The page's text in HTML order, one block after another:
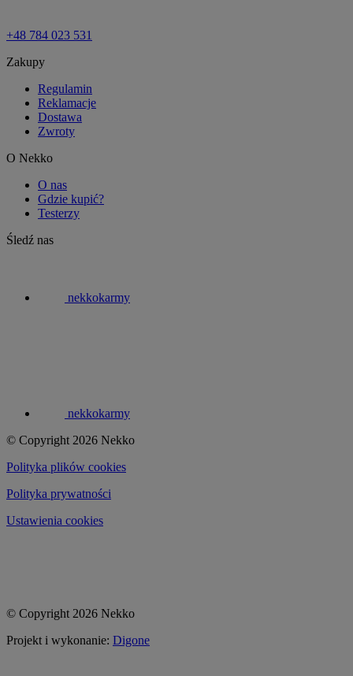
+48 784 023 531
Zakupy
Regulamin
Reklamacje
Dostawa
Zwroty
O Nekko
O nas
Gdzie kupić?
Testerzy
Śledź nas
nekkokarmy
nekkokarmy
© Copyright 2026 Nekko
Polityka plików cookies
Polityka prywatności
Ustawienia cookies
© Copyright 2026 Nekko
Projekt i wykonanie: Digone